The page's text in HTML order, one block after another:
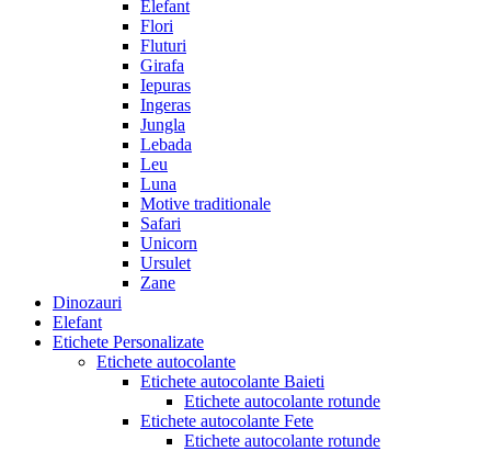
Elefant
Flori
Fluturi
Girafa
Iepuras
Ingeras
Jungla
Lebada
Leu
Luna
Motive traditionale
Safari
Unicorn
Ursulet
Zane
Dinozauri
Elefant
Etichete Personalizate
Etichete autocolante
Etichete autocolante Baieti
Etichete autocolante rotunde
Etichete autocolante Fete
Etichete autocolante rotunde